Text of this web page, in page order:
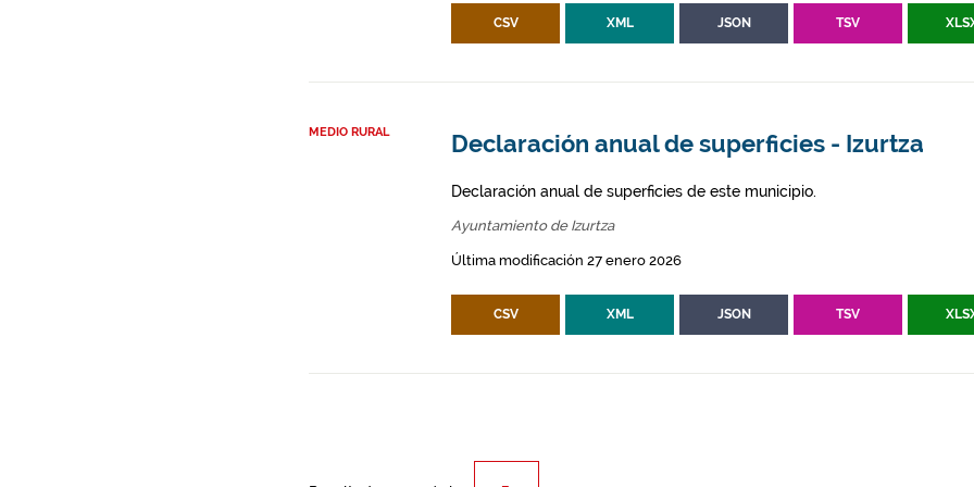
CSV XML JSON TSV
MEDIO RURAL Declaración anual de superficies - Izurtza
Declaración anual de superficies de este municipio.
Ayuntamiento de Izurtza
Última modificación 27 enero 2026
CSV XML JSON TSV